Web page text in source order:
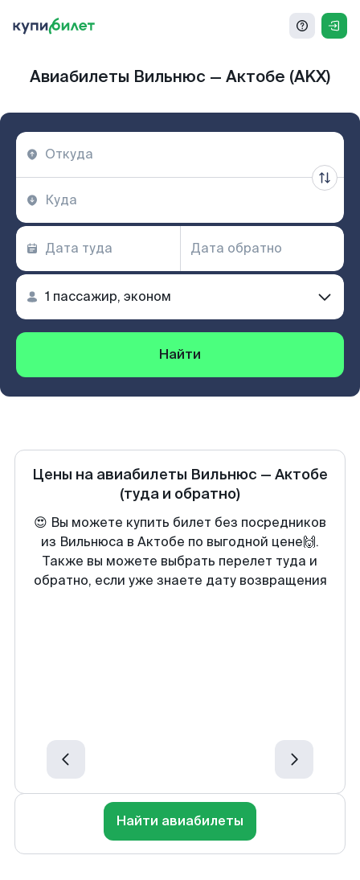
Авиабилеты Вильнюс — Актобе (AKX)
Найти
Цены на авиабилеты Вильнюс — Актобе
(туда и обратно)
😍 Вы можете купить билет без посредников
из Вильнюса в Актобе по выгодной цене🙌.
Также вы можете выбрать перелет туда и
обратно, если уже знаете дату возвращения
Найти авиабилеты